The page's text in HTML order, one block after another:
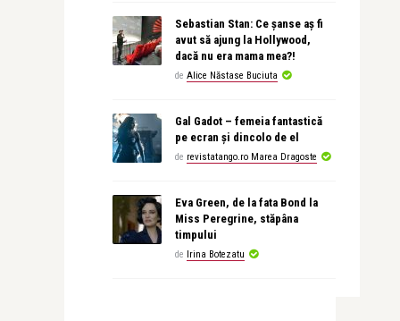
Sebastian Stan: Ce șanse aș fi
avut să ajung la Hollywood,
dacă nu era mama mea?!
de Alice Năstase Buciuta
Gal Gadot – femeia fantastică
pe ecran și dincolo de el
de revistatango.ro Marea Dragoste
Eva Green, de la fata Bond la
Miss Peregrine, stăpâna
timpului
de Irina Botezatu